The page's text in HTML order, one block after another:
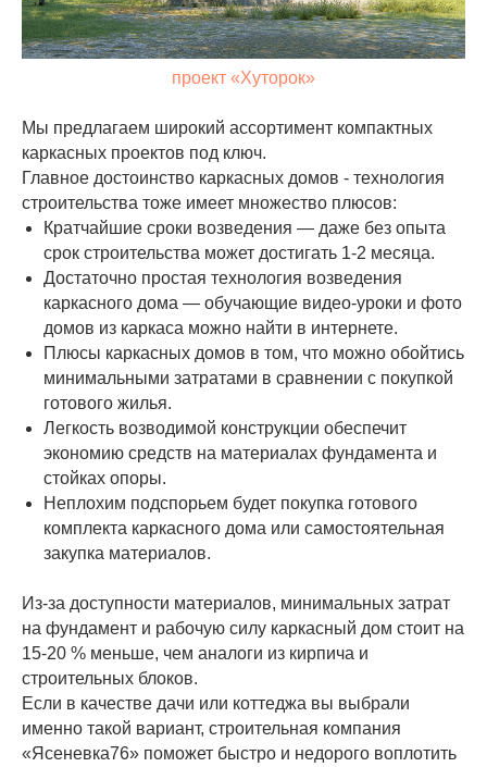
проект «Хуторок»
Мы предлагаем широкий ассортимент компактных
каркасных проектов под ключ.
Главное достоинство каркасных домов - технология
строительства тоже имеет множество плюсов:
Кратчайшие сроки возведения — даже без опыта
срок строительства может достигать 1-2 месяца.
Достаточно простая технология возведения
каркасного дома — обучающие видео-уроки и фото
домов из каркаса можно найти в интернете.
Плюсы каркасных домов в том, что можно обойтись
минимальными затратами в сравнении с покупкой
готового жилья.
Легкость возводимой конструкции обеспечит
экономию средств на материалах фундамента и
стойках опоры.
Неплохим подспорьем будет покупка готового
комплекта каркасного дома или самостоятельная
закупка материалов.
Из-за доступности материалов, минимальных затрат
на фундамент и рабочую силу каркасный дом стоит на
15-20 % меньше, чем аналоги из кирпича и
строительных блоков.
Если в качестве дачи или коттеджа вы выбрали
именно такой вариант, строительная компания
«Ясеневка76» поможет быстро и недорого воплотить